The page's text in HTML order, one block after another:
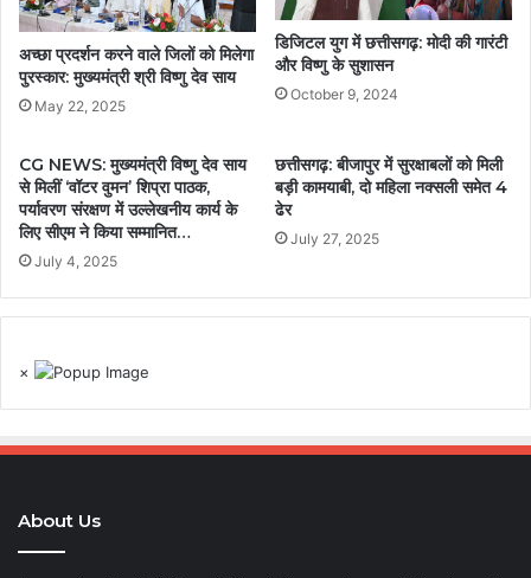
अच्छा प्रदर्शन करने वाले जिलों को मिलेगा
पुरस्कार: मुख्यमंत्री श्री विष्णु देव साय
May 22, 2025
डिजिटल युग में छत्तीसगढ़: मोदी की गारंटी
और विष्णु के सुशासन
October 9, 2024
CG NEWS: मुख्यमंत्री विष्णु देव साय
से मिलीं ‘वॉटर वुमन’ शिप्रा पाठक,
पर्यावरण संरक्षण में उल्लेखनीय कार्य के
लिए सीएम ने किया सम्मानित…
July 4, 2025
छत्तीसगढ़: बीजापुर में सुरक्षाबलों को मिली
बड़ी कामयाबी, दो महिला नक्सली समेत 4
ढेर
July 27, 2025
×
About Us